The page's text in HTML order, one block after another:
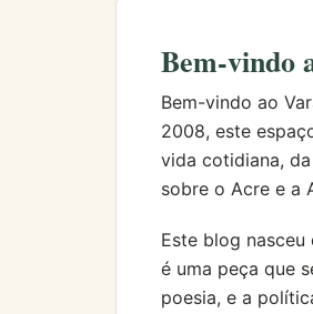
Bem-vindo
Bem-vindo ao
2008, este
vida cotidiana,
sobre o Acre e a
Este blog
é uma peça que
poesia, e a